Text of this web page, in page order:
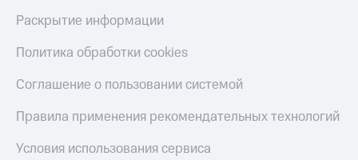
Раскрытие информации
Политика обработки cookies
Соглашение о пользовании системой
Правила применения рекомендательных технологий
Условия использования сервиса